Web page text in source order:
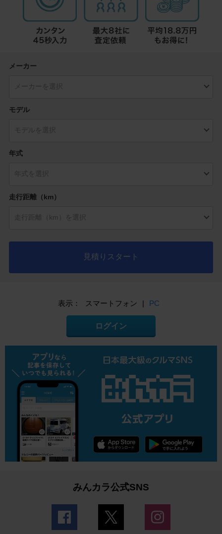
メーカー
モデル
年式
走行距離（km）
見積りスタート
表示： スマートフォン | PC
ログイン
みんカラ公式SNS